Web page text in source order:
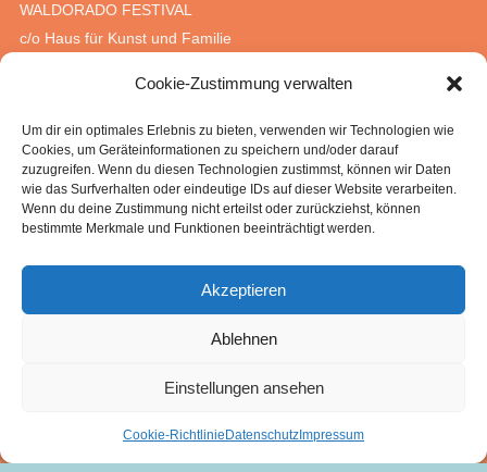
Cookie-Zustimmung verwalten
Um dir ein optimales Erlebnis zu bieten, verwenden wir Technologien wie
Cookies, um Geräteinformationen zu speichern und/oder darauf
zuzugreifen. Wenn du diesen Technologien zustimmst, können wir Daten
wie das Surfverhalten oder eindeutige IDs auf dieser Website verarbeiten.
Wenn du deine Zustimmung nicht erteilst oder zurückziehst, können
bestimmte Merkmale und Funktionen beeinträchtigt werden.
Akzeptieren
Ablehnen
Einstellungen ansehen
Cookie-Richtlinie Datenschutz Impressum
WALDORADO FESTIVAL
c/o Haus für Kunst und Familie
15377 Waldsieversdorf
Zorana Musikic
0170. 814 05 06
zorana@waldoradofestival.de
www.waldoradofestival.de
Rechtliches